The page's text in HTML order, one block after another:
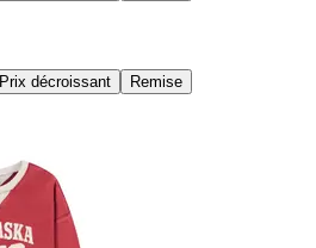
Prix décroissant Remise